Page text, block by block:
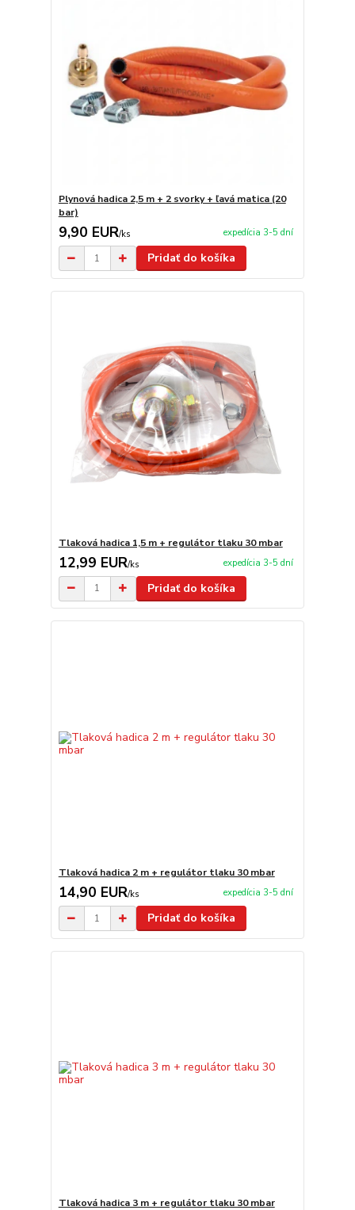
Plynová hadica 2,5 m + 2 svorky + ľavá matica (20
bar)
9,90 EUR/ks expedícia 3-5 dní
Pridať do košíka
Tlaková hadica 1,5 m + regulátor tlaku 30 mbar
12,99 EUR/ks expedícia 3-5 dní
Pridať do košíka
Tlaková hadica 2 m + regulátor tlaku 30 mbar
14,90 EUR/ks expedícia 3-5 dní
Pridať do košíka
Tlaková hadica 3 m + regulátor tlaku 30 mbar